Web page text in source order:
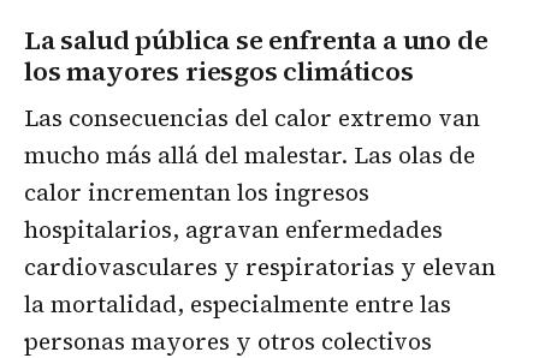
La salud pública se enfrenta a uno de
los mayores riesgos climáticos
Las consecuencias del calor extremo van
mucho más allá del malestar. Las olas de
calor incrementan los ingresos
hospitalarios, agravan enfermedades
cardiovasculares y respiratorias y elevan
la mortalidad, especialmente entre las
personas mayores y otros colectivos